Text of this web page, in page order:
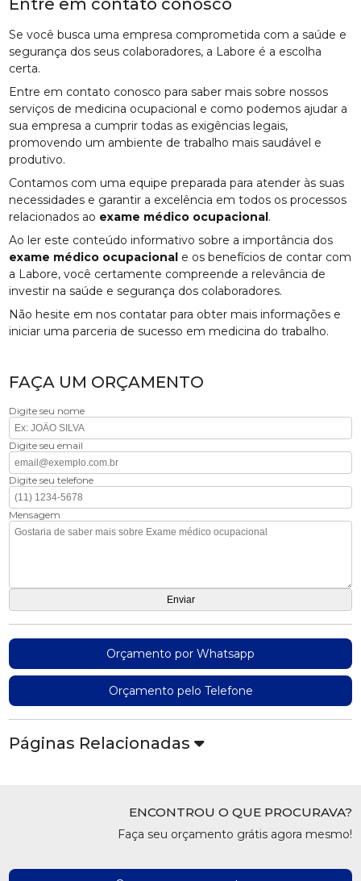
Entre em contato conosco
Se você busca uma empresa comprometida com a saúde e
segurança dos seus colaboradores, a Labore é a escolha
certa.
Entre em contato conosco para saber mais sobre nossos
serviços de medicina ocupacional e como podemos ajudar a
sua empresa a cumprir todas as exigências legais,
promovendo um ambiente de trabalho mais saudável e
produtivo.
Contamos com uma equipe preparada para atender às suas
necessidades e garantir a excelência em todos os processos
relacionados ao exame médico ocupacional.
Ao ler este conteúdo informativo sobre a importância dos
exame médico ocupacional e os benefícios de contar com
a Labore, você certamente compreende a relevância de
investir na saúde e segurança dos colaboradores.
Não hesite em nos contatar para obter mais informações e
iniciar uma parceria de sucesso em medicina do trabalho.
FAÇA UM ORÇAMENTO
Digite seu nome
Digite seu email
Digite seu telefone
Mensagem
Orçamento por Whatsapp
Orçamento pelo Telefone
Páginas Relacionadas
ENCONTROU O QUE PROCURAVA?
Faça seu orçamento grátis agora mesmo!